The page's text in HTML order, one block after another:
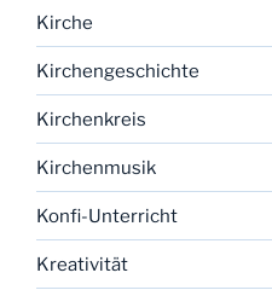
Kirche
Kirchengeschichte
Kirchenkreis
Kirchenmusik
Konfi-Unterricht
Kreativität